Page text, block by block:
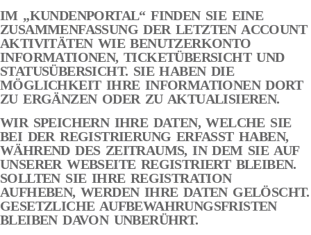
IM „KUNDENPORTAL“ FINDEN SIE EINE
ZUSAMMENFASSUNG DER LETZTEN ACCOUNT
AKTIVITÄTEN WIE BENUTZERKONTO
INFORMATIONEN, TICKETÜBERSICHT UND
STATUSÜBERSICHT. SIE HABEN DIE
MÖGLICHKEIT IHRE INFORMATIONEN DORT
ZU ERGÄNZEN ODER ZU AKTUALISIEREN.
WIR SPEICHERN IHRE DATEN, WELCHE SIE
BEI DER REGISTRIERUNG ERFASST HABEN,
WÄHREND DES ZEITRAUMS, IN DEM SIE AUF
UNSERER WEBSEITE REGISTRIERT BLEIBEN.
SOLLTEN SIE IHRE REGISTRATION
AUFHEBEN, WERDEN IHRE DATEN GELÖSCHT.
GESETZLICHE AUFBEWAHRUNGSFRISTEN
BLEIBEN DAVON UNBERÜHRT.